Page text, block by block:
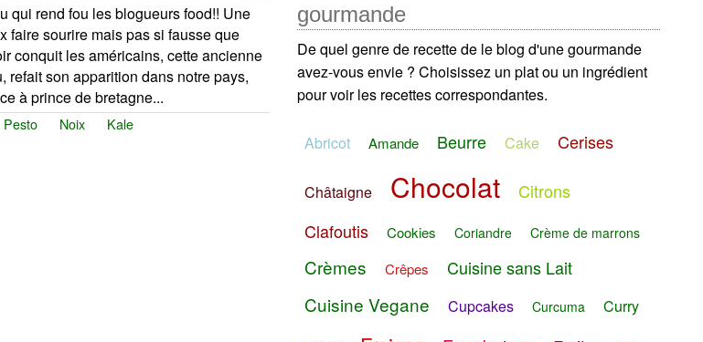
qui rend fou les blogueurs food!! Une
faire sourire mais pas si fausse que
conquit les américains, cette ancienne
refait son apparition dans notre pays,
à prince de bretagne...
Pesto Noix Kale
gourmande
De quel genre de recette de le blog d'une gourmande
avez-vous envie ? Choisissez un plat ou un ingrédient
pour voir les recettes correspondantes.
Abricot Amande Beurre Cake Cerises
Châtaigne Chocolat
Citrons
Clafoutis
Cookies Coriandre Crème de marrons
Crèmes Crêpes Cuisine sans Lait
Cuisine Vegane Cupcakes Curcuma Curry